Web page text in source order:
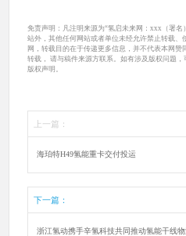
免责声明：凡注明来源为“氢启未来网：xxx（署名
站外，其他任何网站或者单位未经允许禁止转载、
网，转载目的在于传递更多信息，并不代表本网
转载， 请与稿件来源方联系。如有涉及版权问题
版权声明。
上一篇：
海珀特H49氢能重卡交付投运
下一篇：
浙江氢动携手辛氢科技共同推动氢能干线